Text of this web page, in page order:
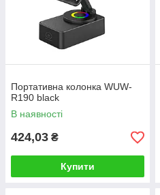
Портативна колонка WUW-
R190 black
В наявності
424,03 ₴
Купити